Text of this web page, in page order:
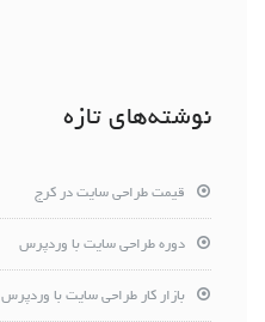
نوشته‌های تازه
قیمت طراحی سایت در کرج
دوره طراحی سایت با وردپرس
بازار کار طراحی سایت با وردپرس